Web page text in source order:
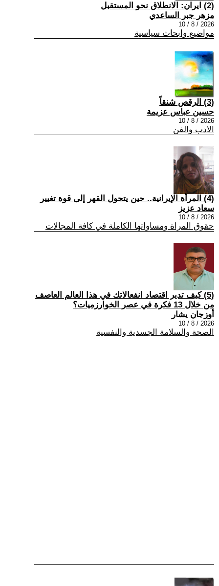
(2) ايران: الانطلاق نحو المستقبل
مزهر جبر الساعدي
2026 / 8 / 10
مواضيع وابحاث سياسية
(3) الرقص شنقاً
حسين عباس عزيمة
2026 / 8 / 10
الادب والفن
(4) المرأة الإيرانية.. حين يتحول القهر إلى قوة تغيير
سعاد عزيز
2026 / 8 / 10
حقوق المراة ومساواتها الكاملة في كافة المجالات
(5) كيف تدير اقتصاد انفعالاتك في هذا العالم العاصف
من خلال 13 فكرة في عصر الخوارزميات؟
أوزجان يشار
2026 / 8 / 10
الصحة والسلامة الجسدية والنفسية